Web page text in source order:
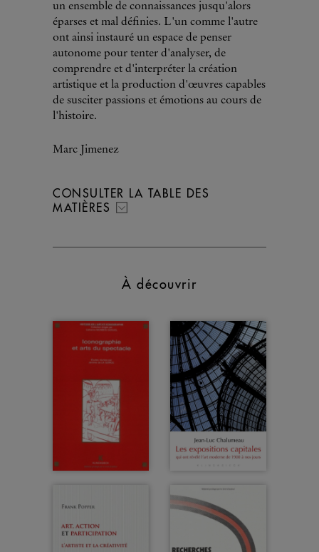
un ensemble de connaissances jusqu'alors
éparses et mal définies. L'un comme l'autre
ont ainsi instauré un espace de penser
autonome pour tenter d'analyser, de
comprendre et d'interpréter la création
artistique et la production d'œuvres capables
de susciter passions et émotions au cours de
l'histoire.
Marc Jimenez
CONSULTER LA TABLE DES
MATIÈRES
À découvrir